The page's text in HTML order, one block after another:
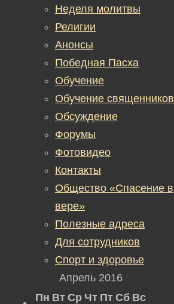
Неделя молитвы
Религии
Анонсы
Победная Пасха
Обучение
Обучение священников
Обсуждение
Форумы
Фотовидео
Контакты
Общество «Спасение в
вере»
Полезные адреса
Для сотрудников
Спорт и здоровье
Апрель 2016
Пн Вт Ср Чт Пт Сб Вс